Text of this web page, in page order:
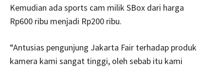
Kemudian ada sports cam milik SBox dari harga
Rp600 ribu menjadi Rp200 ribu.
“Antusias pengunjung Jakarta Fair terhadap produk
kamera kami sangat tinggi, oleh sebab itu kami